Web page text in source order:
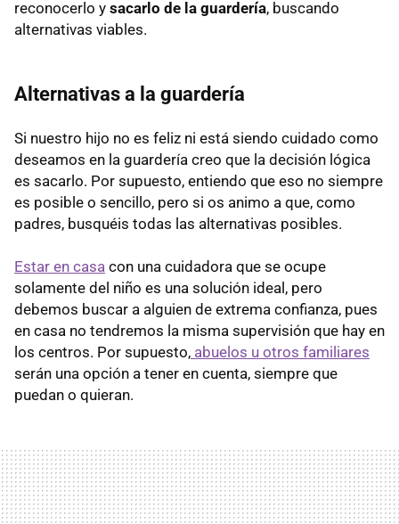
reconocerlo y sacarlo de la guardería, buscando
alternativas viables.
Alternativas a la guardería
Si nuestro hijo no es feliz ni está siendo cuidado como
deseamos en la guardería creo que la decisión lógica
es sacarlo. Por supuesto, entiendo que eso no siempre
es posible o sencillo, pero si os animo a que, como
padres, busquéis todas las alternativas posibles.
Estar en casa con una cuidadora que se ocupe
solamente del niño es una solución ideal, pero
debemos buscar a alguien de extrema confianza, pues
en casa no tendremos la misma supervisión que hay en
los centros. Por supuesto, abuelos u otros familiares
serán una opción a tener en cuenta, siempre que
puedan o quieran.